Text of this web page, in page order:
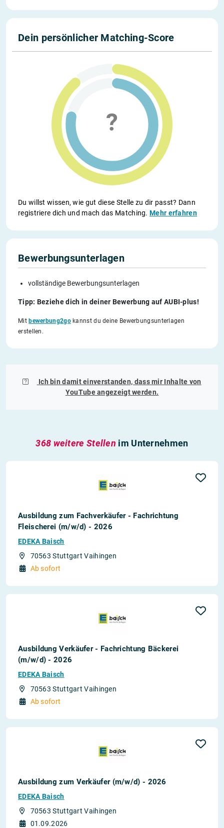
Dein persönlicher Matching-Score
Du willst wissen, wie gut diese Stelle zu dir passt? Dann
registriere dich und mach das Matching.Mehr erfahren
Bewerbungsunterlagen
vollständige Bewerbungsunterlagen
Tipp: Beziehe dich in deiner Bewerbung auf AUBI-plus!
Mitbewerbung2gokannst du deine Bewerbungsunterlagen
erstellen.
Ich bin damit einverstanden, dass mir Inhalte von
YouTubeangezeigt werden.
368 weitere Stellen im Unternehmen
Ausbildung zum Fachverkäufer - Fachrichtung
Fleischerei (m/w/d) - 2026
EDEKA Baisch
70563 Stuttgart Vaihingen
Ab sofort
Ausbildung Verkäufer - Fachrichtung Bäckerei
(m/w/d) - 2026
EDEKA Baisch
70563 Stuttgart Vaihingen
Ab sofort
Ausbildung zum Verkäufer (m/w/d) - 2026
EDEKA Baisch
70563 Stuttgart Vaihingen
01.09.2026